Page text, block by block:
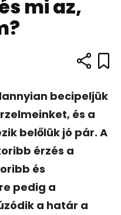
mi az,
becipeljük
és a
belőlük jó pár. A
érzés a
és
pedig a
a határ a